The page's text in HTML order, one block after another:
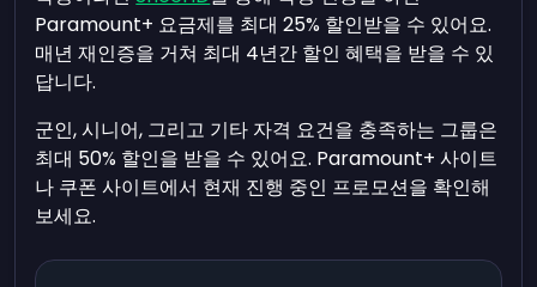
Paramount+ 요금제를 최대 25% 할인받을 수 있어요.
매년 재인증을 거쳐 최대 4년간 할인 혜택을 받을 수 있
답니다.
군인, 시니어, 그리고 기타 자격 요건을 충족하는 그룹은
최대 50% 할인을 받을 수 있어요. Paramount+ 사이트
나 쿠폰 사이트에서 현재 진행 중인 프로모션을 확인해
보세요.